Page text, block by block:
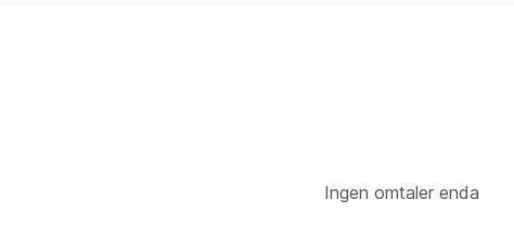
Ingen omtaler enda